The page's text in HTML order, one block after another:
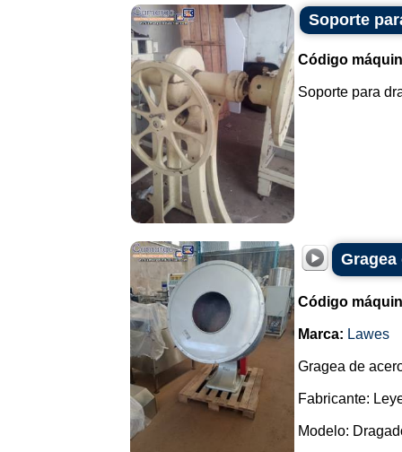
Soporte
Código
Soporte para
Código
Marca: Lawes
Gragea de
Fabricante:
Modelo: